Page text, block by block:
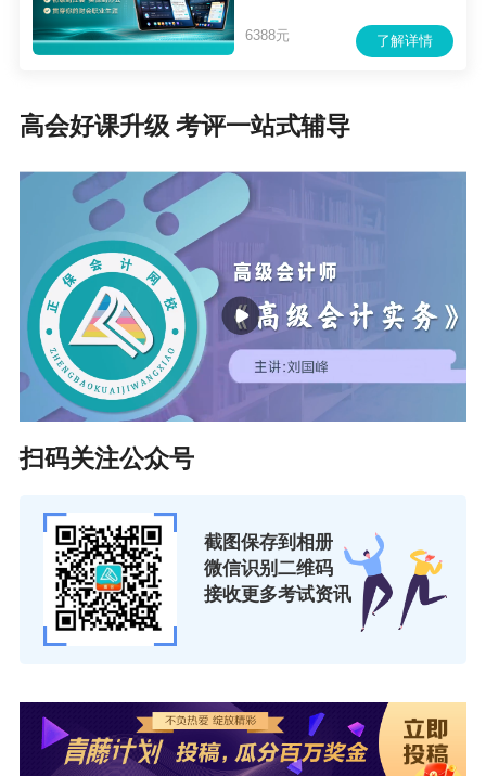
了解详情
6388元
高会好课升级 考评一站式辅导
扫码关注公众号
截图保存到相册
微信识别二维码
接收更多考试资讯